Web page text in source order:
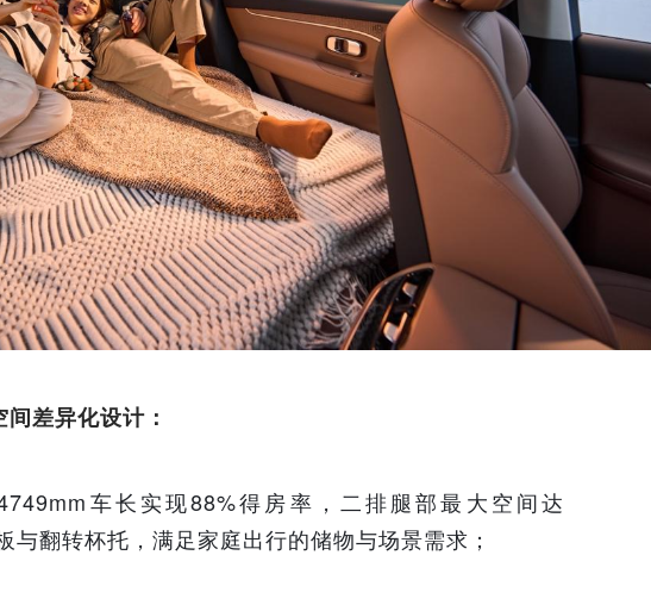
差异化设计：
车长实现88%得房率，二排腿部最大空间达
翻转杯托，满足家庭出行的储物与场景需求；